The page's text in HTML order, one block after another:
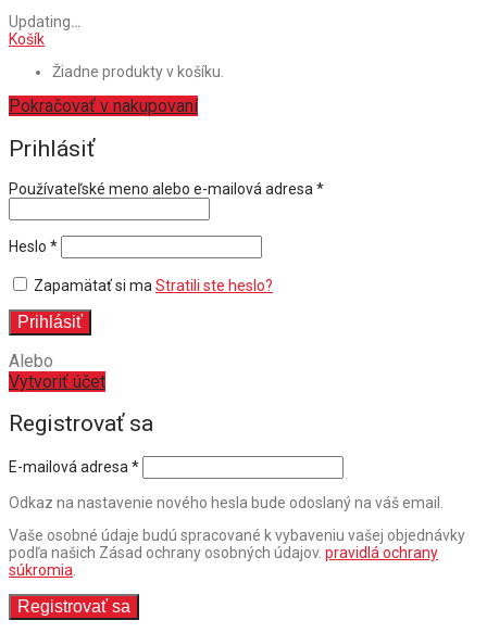
Updating…
Košík
Žiadne produkty v košíku.
Pokračovať v nakupovaní
Prihlásiť
Používateľské meno alebo e-mailová adresa *Povinné
Heslo *Povinné
Zapamätať si ma Stratili ste heslo?
Prihlásiť
Alebo
Vytvoriť účet
Registrovať sa
E-mailová adresa *
Odkaz na nastavenie nového hesla bude odoslaný na váš email.
Vaše osobné údaje budú spracované k vybaveniu vašej objednávky
podľa našich Zásad ochrany osobných údajov. pravidlá ochrany
súkromia
Registrovať sa